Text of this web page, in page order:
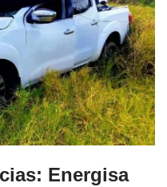
Energisa